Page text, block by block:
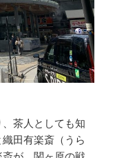
茶人としても知
田有楽斎（うら